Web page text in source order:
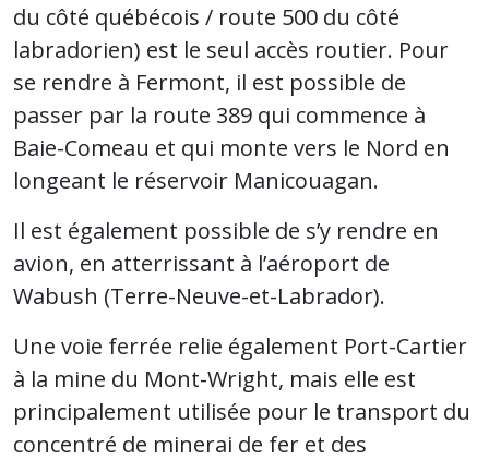
du côté québécois / route 500 du côté
labradorien) est le seul accès routier. Pour
se rendre à Fermont, il est possible de
passer par la route 389 qui commence à
Baie-Comeau et qui monte vers le Nord en
longeant le réservoir Manicouagan.
Il est également possible de s’y rendre en
avion, en atterrissant à l’aéroport de
Wabush (Terre-Neuve-et-Labrador).
Une voie ferrée relie également Port-Cartier
à la mine du Mont-Wright, mais elle est
principalement utilisée pour le transport du
concentré de minerai de fer et des